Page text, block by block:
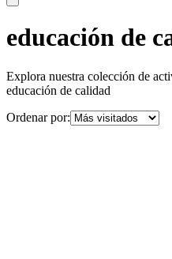
educación de
Explora nuestra colección de
educación de calidad
Ordenar por: